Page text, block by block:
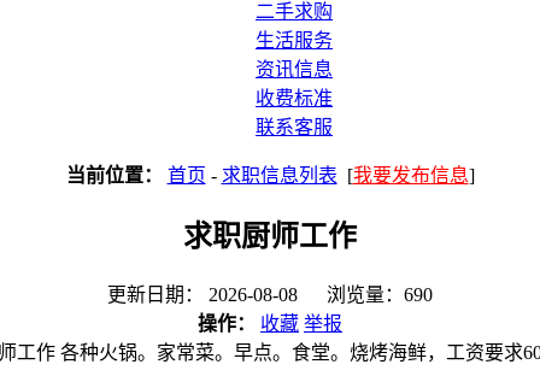
二手求购
生活服务
资讯信息
收费标准
联系客服
当前位置： 首页 - 求职信息列表 [我要发布信息]
求职厨师工作
更新日期： 2026-08-08 浏览量：690
操作：
收藏 举报
工作 各种火锅。家常菜。早点。食堂。烧烤海鲜，工资要求